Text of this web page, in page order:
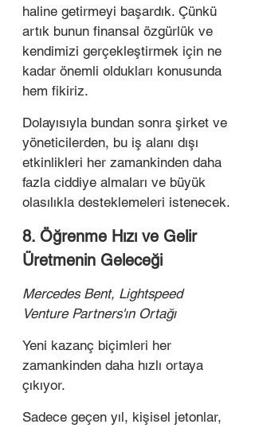
haline getirmeyi başardık. Çünkü
artık bunun finansal özgürlük ve
kendimizi gerçekleştirmek için ne
kadar önemli oldukları konusunda
hem fikiriz.
Dolayısıyla bundan sonra şirket ve
yöneticilerden, bu iş alanı dışı
etkinlikleri her zamankinden daha
fazla ciddiye almaları ve büyük
olasılıkla desteklemeleri istenecek.
8. Öğrenme Hızı ve Gelir
Üretmenin Geleceği
Mercedes Bent, Lightspeed
Venture Partners'ın Ortağı
Yeni kazanç biçimleri her
zamankinden daha hızlı ortaya
çıkıyor.
Sadece geçen yıl, kişisel jetonlar,